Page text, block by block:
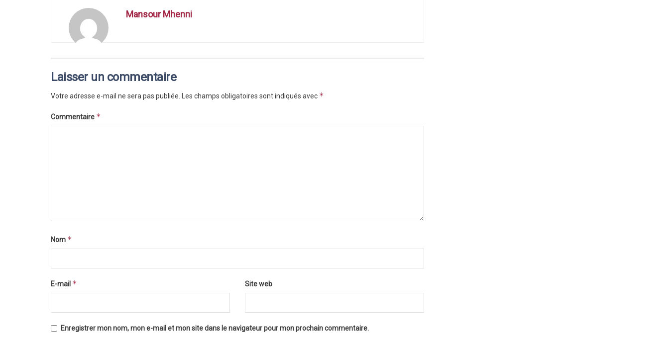
Mansour Mhenni
Laisser un commentaire
Votre adresse e-mail ne sera pas publiée. Les champs obligatoires sont indiqués avec *
Commentaire *
Nom *
E-mail * Site web
Enregistrer mon nom, mon e-mail et mon site dans le navigateur pour mon prochain commentaire.